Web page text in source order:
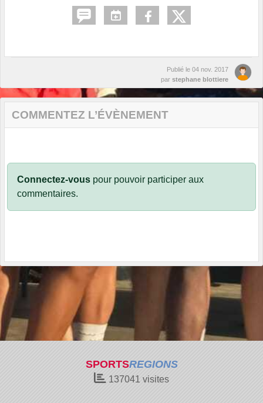
Publié le 04 nov. 2017
par stephane blottiere
COMMENTEZ L’ÉVÈNEMENT
Connectez-vous pour pouvoir participer aux
commentaires.
SPORTSREGIONS
137041 visites